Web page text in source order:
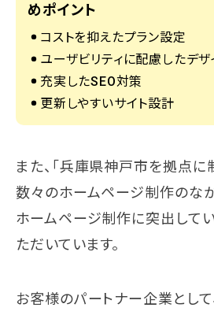
めポイント
コストを抑えたプラン設定
ユーザビリティに配慮したデザ
充実したSEO対策
更新しやすいサイト設計
また、「兵庫県神戸市を拠点に
数々のホームページ制作のな
ホームページ制作に突出してい
ただいています。
お客様のパートナー企業として